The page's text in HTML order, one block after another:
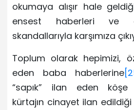
okumaya alışır hale
ensest haberleri ve
skandallarıyla karşımıza
Toplum olarak hepimizi,
eden baba haberlerine
“sapık” ilan eden köşe
kürtajın cinayet ilan